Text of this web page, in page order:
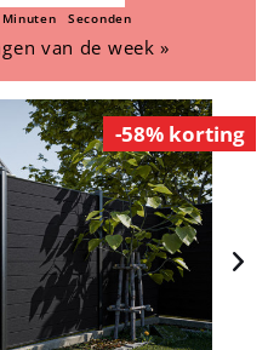
Minuten Seconden
van de week »
-58% korting